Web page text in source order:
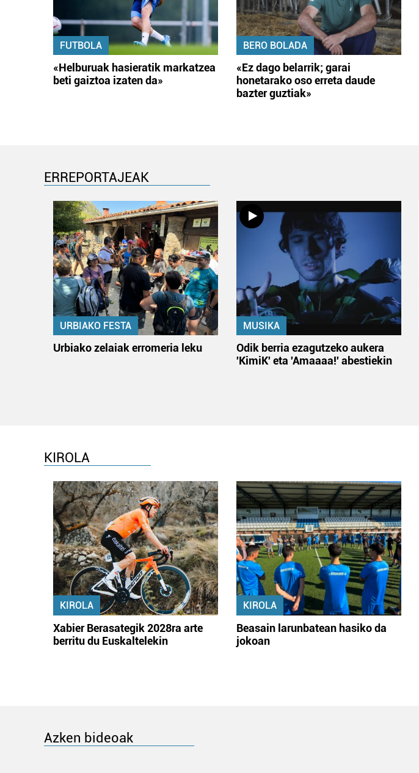
FUTBOLA
«Helburuak hasieratik markatzea
beti gaiztoa izaten da»
BERO BOLADA
«Ez dago belarrik; garai
honetarako oso erreta daude
bazter guztiak»
ERREPORTAJEAK
URBIAKO FESTA
Urbiako zelaiak erromeria leku
MUSIKA
Odik berria ezagutzeko aukera
'KimiK' eta 'Amaaaa!' abestiekin
KIROLA
KIROLA
Xabier Berasategik 2028ra arte
berritu du Euskaltelekin
KIROLA
Beasain larunbatean hasiko da
jokoan
Azken bideoak